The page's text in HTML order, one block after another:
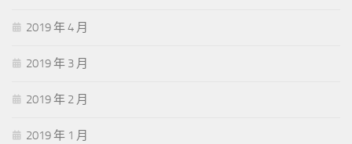
2019 年 4 月
2019 年 3 月
2019 年 2 月
2019 年 1 月